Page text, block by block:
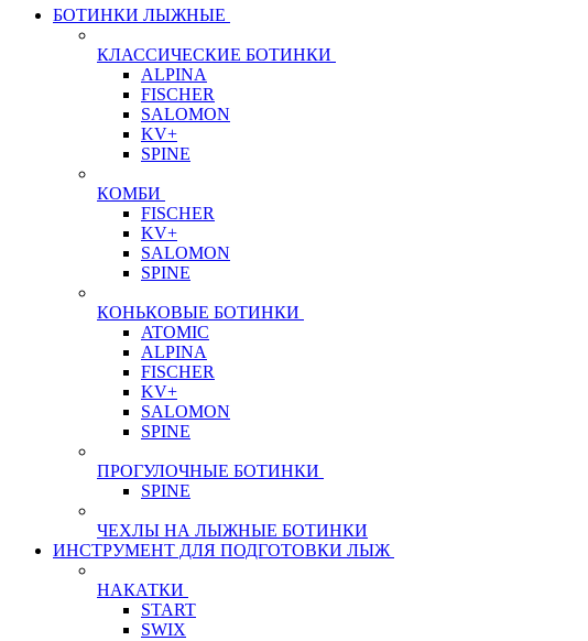
БОТИНКИ ЛЫЖНЫЕ
КЛАССИЧЕСКИЕ БОТИНКИ
ALPINA
FISCHER
SALOMON
KV+
SPINE
КОМБИ
FISCHER
KV+
SALOMON
SPINE
КОНЬКОВЫЕ БОТИНКИ
ATOMIC
ALPINA
FISCHER
KV+
SALOMON
SPINE
ПРОГУЛОЧНЫЕ БОТИНКИ
SPINE
ЧЕХЛЫ НА ЛЫЖНЫЕ БОТИНКИ
ИНСТРУМЕНТ ДЛЯ ПОДГОТОВКИ ЛЫЖ
НАКАТКИ
START
SWIX